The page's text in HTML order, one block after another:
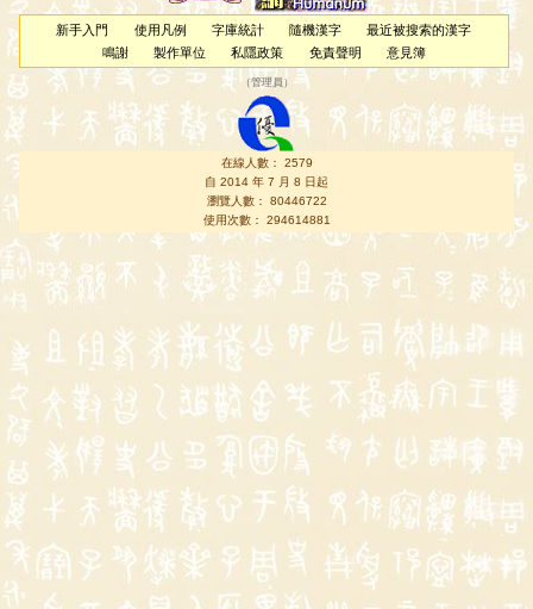
新手入門 使用凡例 字庫統計 隨機漢字
最近被搜索的漢字
鳴謝
製作單位 私隱政策 免責聲明 意見簿
（管理員 ）
在線人數： 2579
自 2014 年 7 月 8 日起
瀏覽人數： 80446722
使用次數： 294614881